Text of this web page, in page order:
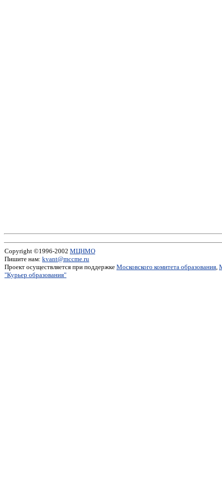
Copyright ©1996-2002 МЦНМО
Пишите нам: kvant@mccme.ru
Проект осуществляется при поддержке Московского комитета образования,
"Курьер образования"